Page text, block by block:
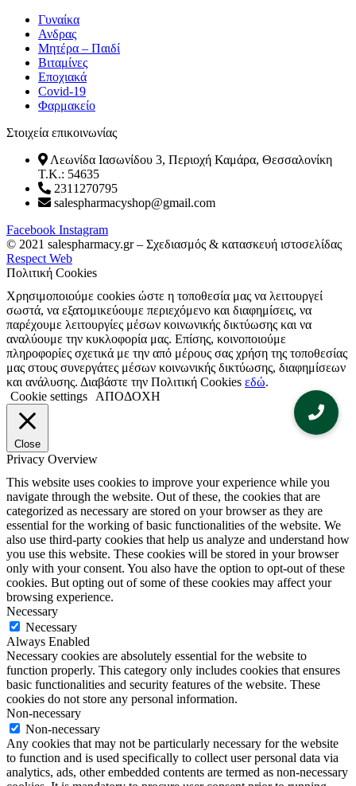
Γυναίκα
Ανδρας
Μητέρα – Παιδί
Βιταμίνες
Εποχιακά
Covid-19
Φαρμακείο
Στοιχεία επικοινωνίας
Λεωνίδα Ιασωνίδου 3, Περιοχή Καμάρα, Θεσσαλονίκη
T.K.: 54635
2311270795
salespharmacyshop@gmail.com
Facebook Instagram
© 2021 salespharmacy.gr – Σχεδιασμός & κατασκευή ιστοσελίδας
Respect Web
Πολιτική Cookies
Χρησιμοποιούμε cookies ώστε η τοποθεσία μας να λειτουργεί
σωστά, να εξατομικεύουμε περιεχόμενο και διαφημίσεις, να
παρέχουμε λειτουργίες μέσων κοινωνικής δικτύωσης και να
αναλύουμε την κυκλοφορία μας. Επίσης, κοινοποιούμε
πληροφορίες σχετικά με την από μέρους σας χρήση της τοποθεσίας
μας στους συνεργάτες μέσων κοινωνικής δικτύωσης, διαφημίσεων
και ανάλυσης. Διαβάστε την Πολιτική Cookies εδώ.
Cookie settings
ΑΠΟΔΟΧΗ
Close
Privacy Overview
This website uses cookies to improve your experience while you
navigate through the website. Out of these, the cookies that are
categorized as necessary are stored on your browser as they are
essential for the working of basic functionalities of the website. We
also use third-party cookies that help us analyze and understand how
you use this website. These cookies will be stored in your browser
only with your consent. You also have the option to opt-out of these
cookies. But opting out of some of these cookies may affect your
browsing experience.
Necessary
Necessary
Always Enabled
Necessary cookies are absolutely essential for the website to
function properly. This category only includes cookies that ensures
basic functionalities and security features of the website. These
cookies do not store any personal information.
Non-necessary
Non-necessary
Any cookies that may not be particularly necessary for the website
to function and is used specifically to collect user personal data via
analytics, ads, other embedded contents are termed as non-necessary